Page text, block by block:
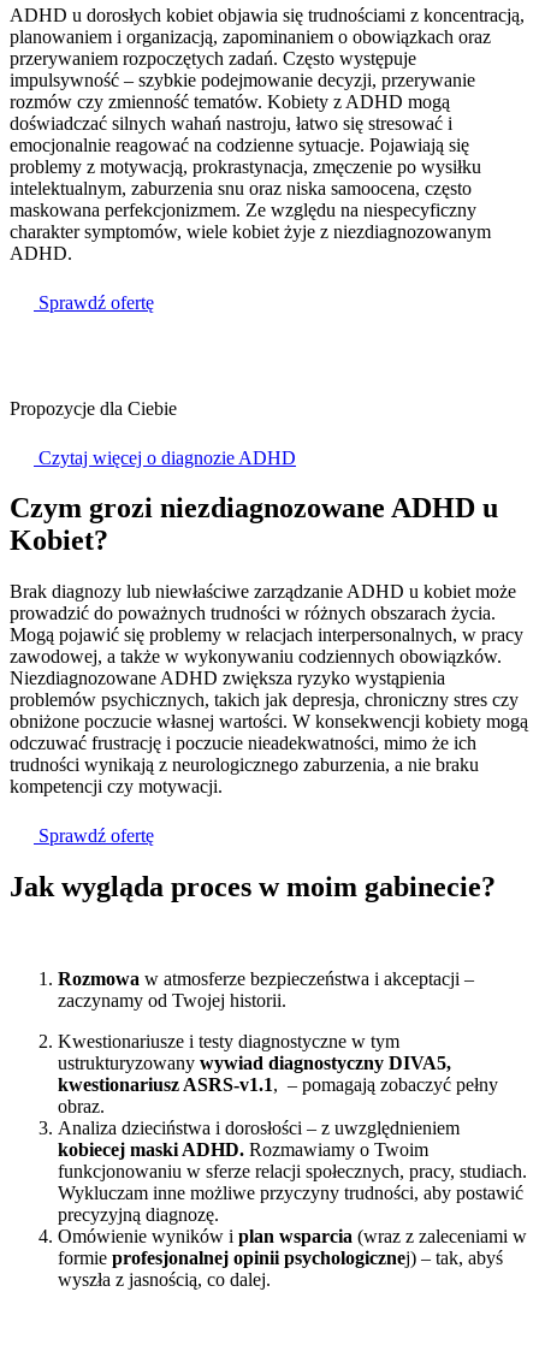
ADHD u dorosłych kobiet objawia się trudnościami z koncentracją,
planowaniem i organizacją, zapominaniem o obowiązkach oraz
przerywaniem rozpoczętych zadań. Często występuje
impulsywność – szybkie podejmowanie decyzji, przerywanie
rozmów czy zmienność tematów. Kobiety z ADHD mogą
doświadczać silnych wahań nastroju, łatwo się stresować i
emocjonalnie reagować na codzienne sytuacje. Pojawiają się
problemy z motywacją, prokrastynacja, zmęczenie po wysiłku
intelektualnym, zaburzenia snu oraz niska samoocena, często
maskowana perfekcjonizmem. Ze względu na niespecyficzny
charakter symptomów, wiele kobiet żyje z niezdiagnozowanym
ADHD.
Sprawdź ofertę
Propozycje dla Ciebie
Czytaj więcej o diagnozie ADHD
Czym grozi niezdiagnozowane ADHD u
Kobiet?
Brak diagnozy lub niewłaściwe zarządzanie ADHD u kobiet może
prowadzić do poważnych trudności w różnych obszarach życia.
Mogą pojawić się problemy w relacjach interpersonalnych, w pracy
zawodowej, a także w wykonywaniu codziennych obowiązków.
Niezdiagnozowane ADHD zwiększa ryzyko wystąpienia
problemów psychicznych, takich jak depresja, chroniczny stres czy
obniżone poczucie własnej wartości. W konsekwencji kobiety mogą
odczuwać frustrację i poczucie nieadekwatności, mimo że ich
trudności wynikają z neurologicznego zaburzenia, a nie braku
kompetencji czy motywacji.
Sprawdź ofertę
Jak wygląda proces w moim gabinecie?
Rozmowa w atmosferze bezpieczeństwa i akceptacji –
zaczynamy od Twojej historii.
Kwestionariusze i testy diagnostyczne w tym
ustrukturyzowany wywiad diagnostyczny DIVA5,
kwestionariusz ASRS-v1.1, – pomagają zobaczyć pełny
obraz.
Analiza dzieciństwa i dorosłości – z uwzględnieniem
kobiecej maski ADHD. Rozmawiamy o Twoim
funkcjonowaniu w sferze relacji społecznych, pracy, studiach.
Wykluczam inne możliwe przyczyny trudności, aby postawić
precyzyjną diagnozę.
Omówienie wyników i plan wsparcia (wraz z zaleceniami w
formie profesjonalnej opinii psychologicznej) – tak, abyś
wyszła z jasnością, co dalej.